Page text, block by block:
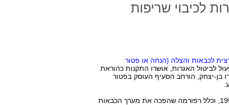
לכיבוי שריפות
לכבאות והצלה (הנחה או פטור
לביטול האגרות, אושרו התקנות כהוראת
בן-יצחק, הורחב הסעיף העוסק בפטור
בשנת 2012 חוקקה הכנסת את חוק הרשות הארצית לכבאות והצלה, התשע"ב-2012, שהחליף את חוק הכבאות משנת 1959, וכלל רפורמה שהפכה את מערך הכבאות